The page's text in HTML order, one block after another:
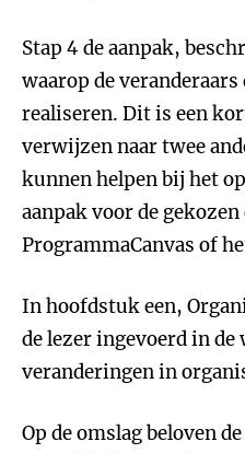
Stap 4 de aanpak,
waarop de
realiseren. Dit is een
verwijzen naar twee
kunnen helpen bij het
aanpak voor de
ProgrammaCanvas of
In hoofdstuk een,
de lezer ingevoerd in de
veranderingen in
Op de omslag beloven